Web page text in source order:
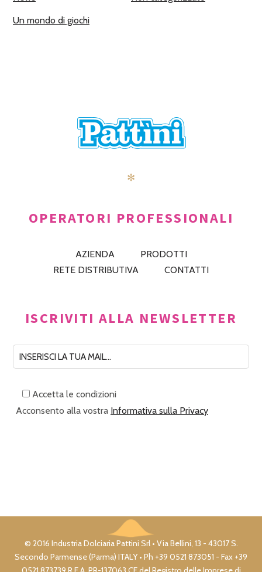
Un mondo di giochi
✻
OPERATORI PROFESSIONALI
AZIENDA
PRODOTTI
RETE DISTRIBUTIVA
CONTATTI
ISCRIVITI ALLA NEWSLETTER
Accetta le condizioni
Acconsento alla vostra Informativa sulla Privacy
© 2016 Industria Dolciaria Pattini Srl • Via Bellini, 13 - 43017 S.
Secondo Parmense (Parma) ITALY • Ph +39 0521 873051 - Fax +39